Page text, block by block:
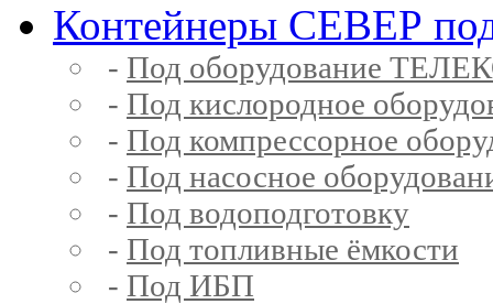
Контейнеры СЕВЕР
- Под оборудование
- Под кислородное
- Под компрессорное
- Под насосное
- Под водоподготовку
- Под топливные ёмкости
- Под ИБП